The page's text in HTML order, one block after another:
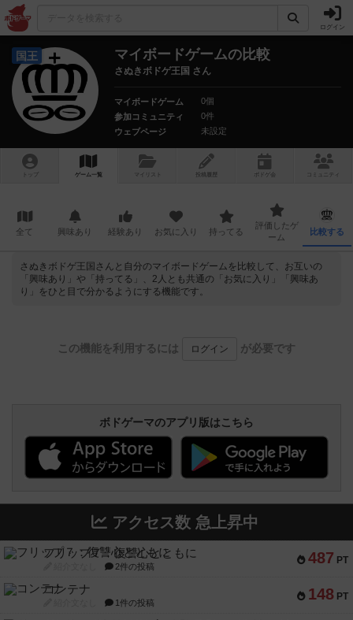
ログイン
国王 マイボードゲームの比較
さぬきボドゲ王国 さん
マイボードゲーム
0個
参加コミュニティ
0件
ウェブページ
未設定
トップ ゲーム一覧 マイリスト 投稿履歴 ボ ドゲ コミュニティ
全て 興味あり 経験あり お気に入り 持ってる
評価したゲ
ーム
比較する
さぬきボドゲ王国さんと自分のマイボードゲームを比較して、お互いの
「興味あり」や「持ってる」、2人とも共通の「お気に入り」「興味あ
り」をひと目で分かるようにする機能です。
この機能を利用するには ログイン が必要です
ボドゲーマのアプリ版はこちら
アクセス数 急上昇中
487 PT
フリップ７：復讐心とともに
2件の投稿
148 PT
コンテナ
1件の投稿